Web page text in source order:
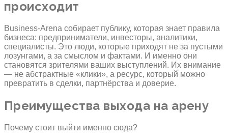
происходит
Business-Arena собирает публику, которая знает правила
бизнеса: предприниматели, инвесторы, аналитики,
специалисты. Это люди, которые приходят не за пустыми
лозунгами, а за смыслом и фактами. И именно они
становятся зрителями ваших выступлений. Их внимание
— не абстрактные «клики», а ресурс, который можно
превратить в сделки, партнёрства и доверие.
Преимущества выхода на арену
Почему стоит выйти именно сюда?